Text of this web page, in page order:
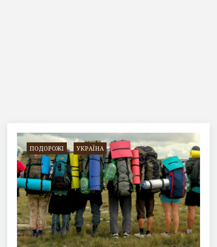
горы
ПОДОРОЖІ УКРАЇНА